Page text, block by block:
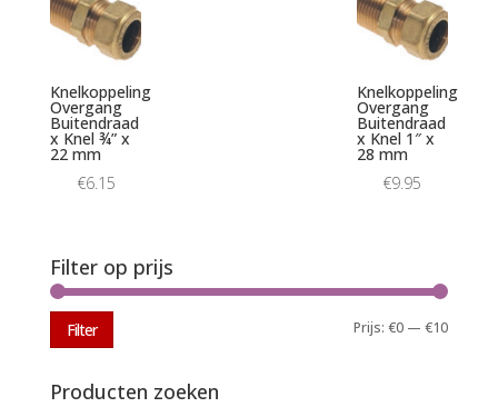
Knelkoppeling
Overgang
Buitendraad
x Knel ¾” x
22 mm
€6.15
Knelkoppeling
Overgang
Buitendraad
x Knel 1″ x
28 mm
€9.95
Filter op prijs
Min.
Max.
Filter Prijs:€0 —€10
Producten zoeken